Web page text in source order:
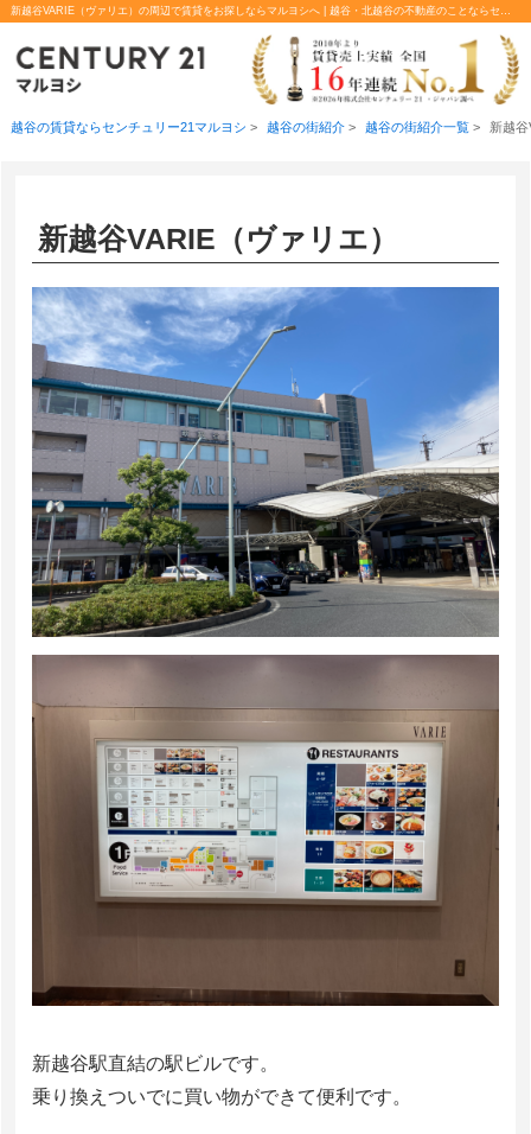
新越谷VARIE（ヴァリエ）の周辺で賃貸をお探しならマルヨシへ | 越谷・北越谷の不動産のことならセンチュリー21マルヨシ
越谷の賃貸ならセンチュリー21マルヨシ > 越谷の街紹介> 越谷の街紹介一覧> 新越
新越谷VARIE（ヴァリエ）
新越谷駅直結の駅ビルです。
乗り換えついでに買い物ができて便利です。